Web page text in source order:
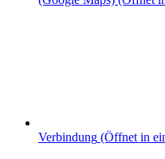
Verbindung (Öffnet in